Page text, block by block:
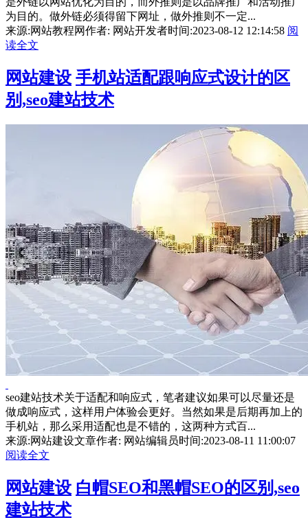
为目的。做外链必须得留下网址，做外推则不一定...
来源:网站教程网作者: 网站开发者时间:2023-08-12 12:14:58 阅
读全文
网站建设 手机站适配跟响应式设计的区
别,seo建站技术
seo建站技术关于适配和响应式，笔者建议如果可以尽量还是
做成响应式，这样用户体验会更好。当然如果是后期再加上的
手机站，那么采用适配也是不错的，这两种方式百...
来源:网站建设文章作者: 网站编辑员时间:2023-08-11 11:00:07
阅读全文
网站建设 白帽SEO和黑帽SEO的区别,seo
建站技术